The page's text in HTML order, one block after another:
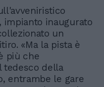
impianto inaugurato
un
«Ma la pista è
più che
della
entrambe le gare